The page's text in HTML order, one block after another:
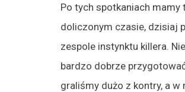
Po tych spotkaniach mamy
doliczonym czasie, dzisiaj
zespole instynktu killera.
bardzo dobrze
graliśmy dużo z kontry, a